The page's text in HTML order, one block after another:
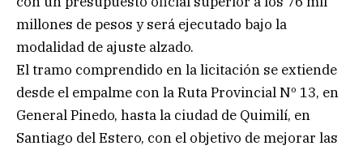
millones de pesos y será ejecutado bajo la
modalidad de ajuste alzado.
El tramo comprendido en la licitación se extiende
desde el empalme con la Ruta Provincial Nº 13, en
General Pinedo, hasta la ciudad de Quimilí, en
Santiago del Estero, con el objetivo de mejorar las